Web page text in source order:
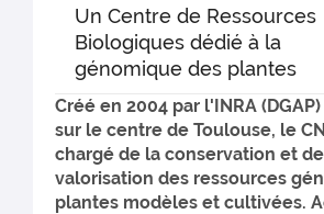
Un Centre de Ressources
Biologiques dédié à la
génomique des plantes
Créé en 2004 par l'INRA
sur le centre de Toulouse, le
chargé de la conservation et
valorisation des ressources
plantes modèles et cultivées.